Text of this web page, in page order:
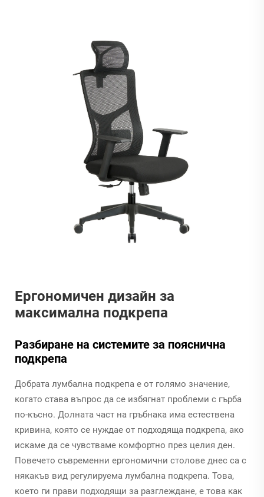
Ергономичен дизайн за
максимална подкрепа
Разбиране на системите за пояснична
подкрепа
Добрата лумбална подкрепа е от голямо значение,
когато става въпрос да се избягнат проблеми с гърба
по-късно. Долната част на гръбнака има естествена
кривина, която се нуждае от подходяща подкрепа, ако
искаме да се чувстваме комфортно през целия ден.
Повечето съвременни ергономични столове днес са с
някакъв вид регулируема лумбална подкрепа. Това,
което ги прави подходящи за разглеждане, е това как